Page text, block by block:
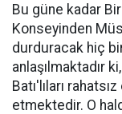
Bu güne kadar
Konseyinden
durduracak hiç
anlaşılmaktadır
Batı'lıları
etmektedir. O